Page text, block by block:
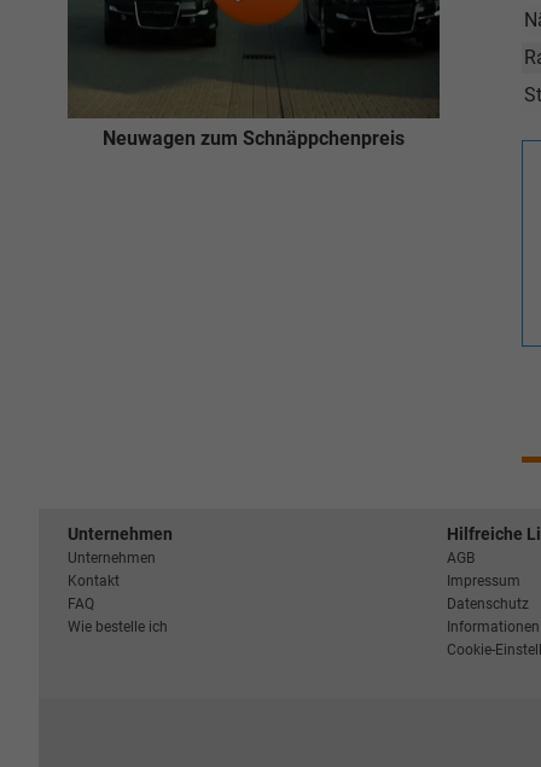
Neuwagen zum Schnäppchenpreis
Unternehmen
Unternehmen
Kontakt
FAQ
Wie bestelle ich
Hilfreiche
AGB
Impressum
Datenschutz
Cookie-